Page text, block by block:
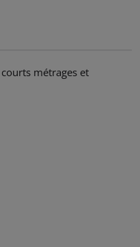
métrages et